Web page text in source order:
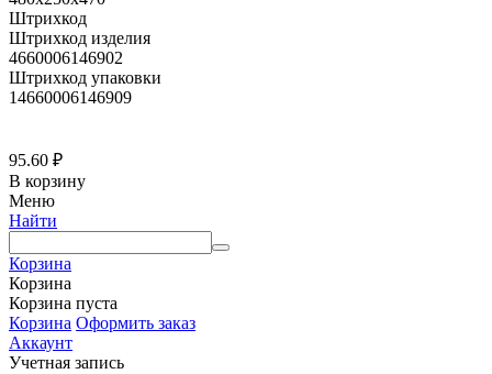
Штрихкод
Штрихкод изделия
4660006146902
Штрихкод упаковки
14660006146909
95.60 ₽
В корзину
Меню
Найти
Корзина
Корзина
Корзина пуста
Корзина Оформить заказ
Аккаунт
Учетная запись